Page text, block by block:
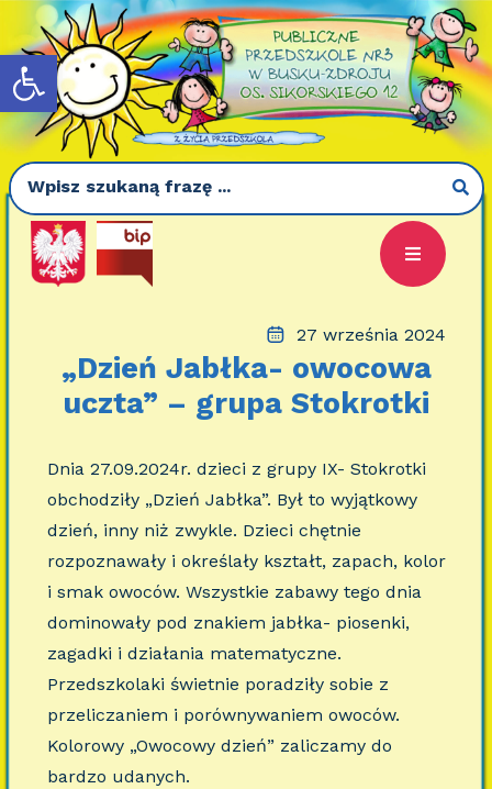
Otwórz pasek narzędzi
27 września 2024
„Dzień Jabłka- owocowa
uczta” – grupa Stokrotki
Dnia 27.09.2024r. dzieci z grupy IX- Stokrotki
obchodziły „Dzień Jabłka”. Był to wyjątkowy
dzień, inny niż zwykle. Dzieci chętnie
rozpoznawały i określały kształt, zapach, kolor
i smak owoców. Wszystkie zabawy tego dnia
dominowały pod znakiem jabłka- piosenki,
zagadki i działania matematyczne.
Przedszkolaki świetnie poradziły sobie z
przeliczaniem i porównywaniem owoców.
Kolorowy „Owocowy dzień” zaliczamy do
bardzo udanych.